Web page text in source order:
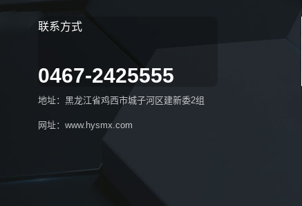
联系方式
0467-2425555
地址：黑龙江省鸡西市城子河区建新委2组
网址：www.hysmx.com